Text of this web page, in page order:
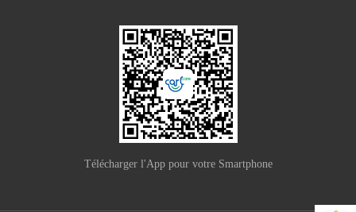
Télécharger l'App pour votre Smartphone